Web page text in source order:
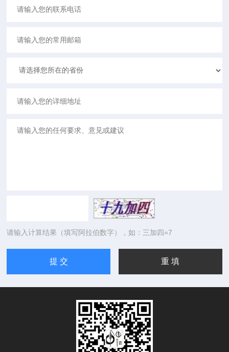
请输入计算结果（填写阿拉伯数字），如：三加四=7